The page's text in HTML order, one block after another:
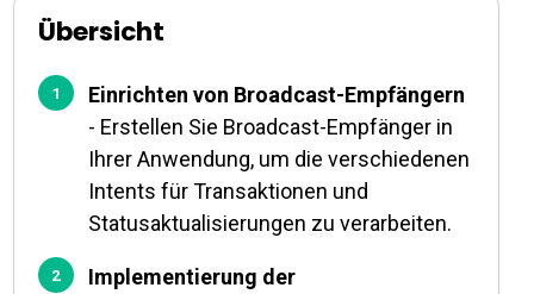
Übersicht
Einrichten von Broadcast-Empfängern
- Erstellen Sie Broadcast-Empfänger in
Ihrer Anwendung, um die verschiedenen
Intents für Transaktionen und
Statusaktualisierungen zu verarbeiten.
Implementierung der